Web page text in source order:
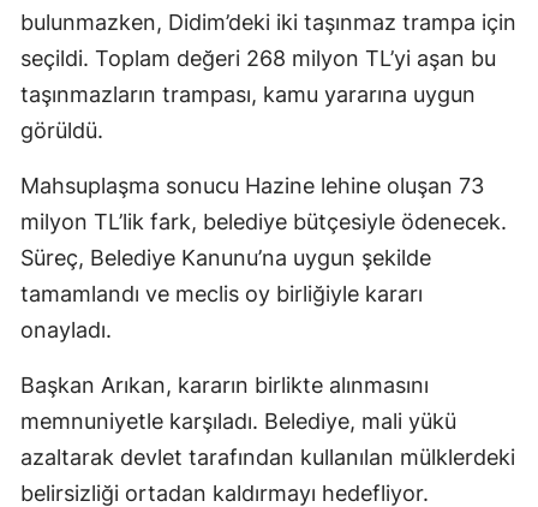
bulunmazken, Didim’deki iki taşınmaz trampa için
seçildi. Toplam değeri 268 milyon TL’yi aşan bu
taşınmazların trampası, kamu yararına uygun
görüldü.
Mahsuplaşma sonucu Hazine lehine oluşan 73
milyon TL’lik fark, belediye bütçesiyle ödenecek.
Süreç, Belediye Kanunu’na uygun şekilde
tamamlandı ve meclis oy birliğiyle kararı
onayladı.
Başkan Arıkan, kararın birlikte alınmasını
memnuniyetle karşıladı. Belediye, mali yükü
azaltarak devlet tarafından kullanılan mülklerdeki
belirsizliği ortadan kaldırmayı hedefliyor.